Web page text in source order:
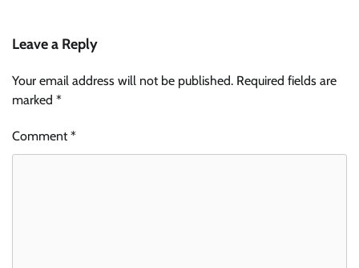
Leave a Reply
Your email address will not be published. Required fields are
marked *
Comment*